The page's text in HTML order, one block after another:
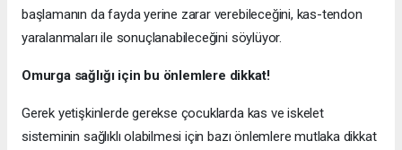
başlamanın da fayda yerine zarar verebileceğini, kas-tendon
yaralanmaları ile sonuçlanabileceğini söylüyor.
Omurga sağlığı için bu önlemlere dikkat!
Gerek yetişkinlerde gerekse çocuklarda kas ve iskelet
sisteminin sağlıklı olabilmesi için bazı önlemlere mutlaka dikkat